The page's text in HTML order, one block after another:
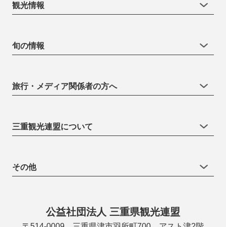
観光情報
旬の情報
旅行・メディア関係者の方へ
三重観光連盟について
その他
公益社団法人 三重県観光連盟